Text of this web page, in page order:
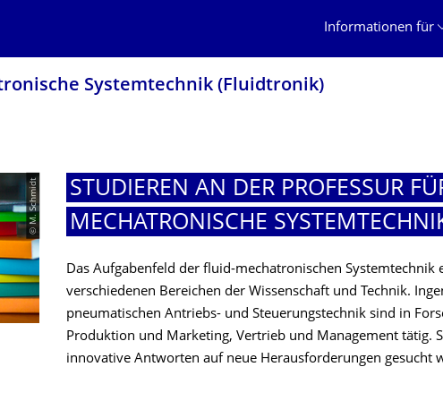
Informationen für
Systemtechnik (Fluidtronik)
© M. Schmidt
STUDIEREN AN DER PROFESSUR
MECHATRONISCHE
Das Aufgabenfeld der fluid-mechatronischen Systemtechnik
verschiedenen Bereichen der Wissenschaft und Technik.
pneumatischen Antriebs- und Steuerungstechnik sind in
Produktion und Marketing, Vertrieb und Management tätig.
innovative Antworten auf neue Herausforderungen gesucht